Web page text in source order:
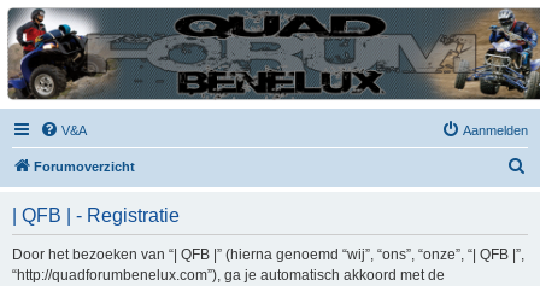
| QFB |
Hét quadforum van de Benelux
V&A Aanmelden
Forumoverzicht
| QFB | - Registratie
Door het bezoeken van “| QFB |” (hierna genoemd “wij”, “ons”, “onze”, “| QFB |”,
“http://quadforumbenelux.com”), ga je automatisch akkoord met de